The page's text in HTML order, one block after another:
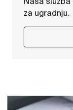
za ugradnju.